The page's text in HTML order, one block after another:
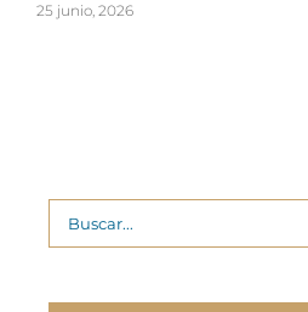
25 junio, 2026
Buscar: